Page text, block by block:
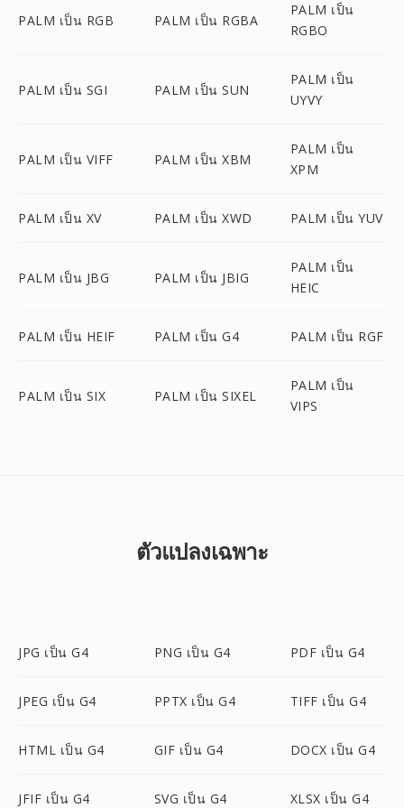
PALM เป็น RGB PALM เป็น RGBA
PALM เป็น
RGBO
PALM เป็น SGI PALM เป็น SUN
PALM เป็น
UYVY
PALM เป็น VIFF PALM เป็น XBM
PALM เป็น
XPM
PALM เป็น XV PALM เป็น XWD PALM เป็น YUV
PALM เป็น JBG PALM เป็น JBIG
PALM เป็น
HEIC
PALM เป็น HEIF PALM เป็น G4 PALM เป็น RGF
PALM เป็น SIX PALM เป็น SIXEL
PALM เป็น
VIPS
ตัวแปลงเฉพาะ
JPG เป็น G4 PNG เป็น G4 PDF เป็น G4
JPEG เป็น G4 PPTX เป็น G4 TIFF เป็น G4
HTML เป็น G4 GIF เป็น G4 DOCX เป็น G4
JFIF เป็น G4 SVG เป็น G4 XLSX เป็น G4